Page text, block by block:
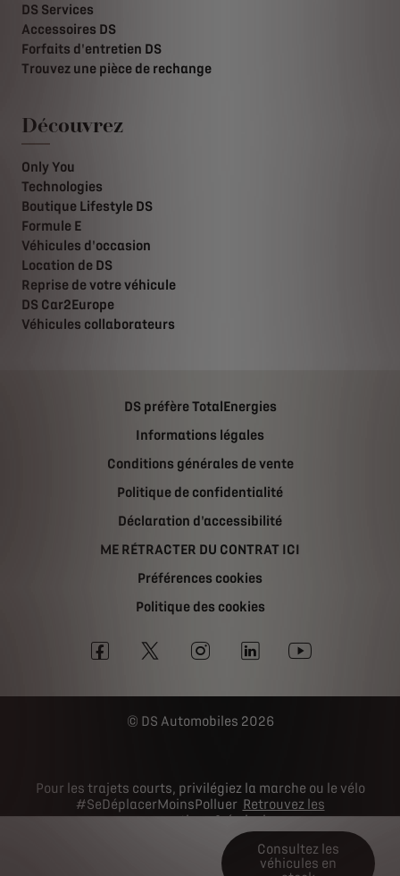
Consultez les
véhicules en
DS Services
Accessoires DS
Forfaits d'entretien DS
Trouvez une pièce de rechange
Découvrez
Only You
Technologies
Boutique Lifestyle DS
Formule E
Véhicules d'occasion
Location de DS
Reprise de votre véhicule
DS Car2Europe
Véhicules collaborateurs
DS préfère TotalEnergies
Informations légales
Conditions générales de vente
Politique de confidentialité
Déclaration d'accessibilité
ME RÉTRACTER DU CONTRAT ICI
Préférences cookies
Politique des cookies
DS Automobiles 2026
Pour les trajets courts, privilégiez la marche ou le vélo
#SeDéplacerMoinsPolluer Retrouvez les
consommations & émissions